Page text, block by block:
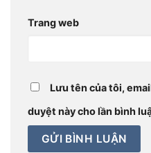
Trang web
Lưu tên của tôi,
duyệt này cho lần bình